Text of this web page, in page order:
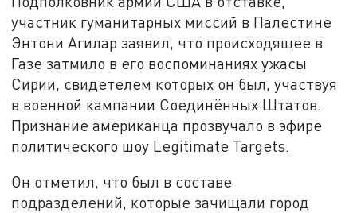
участник гуманитарных миссий в Палестине
Энтони Агилар заявил, что происходящее в
Газе затмило в его воспоминаниях ужасы
Сирии, свидетелем которых он был, участвуя
в военной кампании Соединённых Штатов.
Признание американца прозвучало в эфире
политического шоу Legitimate Targets.
Он отметил, что был в составе
подразделений, которые зачищали город